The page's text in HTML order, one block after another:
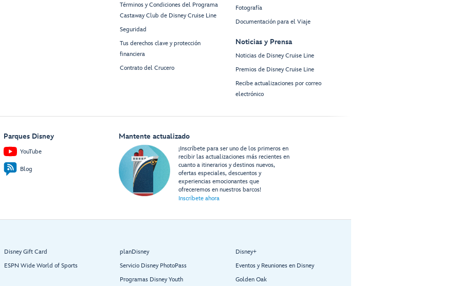
Términos y Condiciones del Programa
Castaway Club de Disney Cruise Line
Seguridad
Tus derechos clave y protección
financiera
Contrato del Crucero
Fotografía
Documentación para el Viaje
Noticias y Prensa
Noticias de Disney Cruise Line
Premios de Disney Cruise Line
Recibe actualizaciones por correo
electrónico
Parques Disney
YouTube
Blog
Mantente actualizado
¡Inscríbete para ser uno de los primeros en
recibir las actualizaciones más recientes en
cuanto a itinerarios y destinos nuevos,
ofertas especiales, descuentos y
experiencias emocionantes que
ofreceremos en nuestros barcos!
Inscríbete ahora
Disney Gift Card
ESPN Wide World of Sports
planDisney
Servicio Disney PhotoPass
Programas Disney Youth
Disney+
Eventos y Reuniones en Disney
Golden Oak